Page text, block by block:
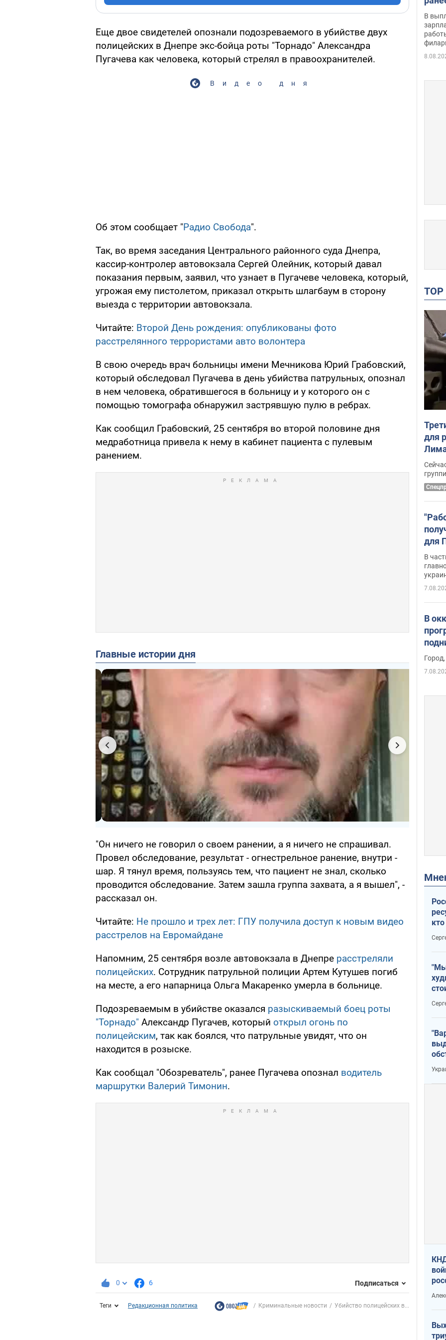
Еще двое свидетелей опознали подозреваемого в убийстве двух
полицейских в Днепре экс-бойца роты "Торнадо" Александра
Пугачева как человека, который стрелял в правоохранителей.
Видео дня
Об этом сообщает "Радио Свобода".
Так, во время заседания Центрального районного суда Днепра,
кассир-контролер автовокзала Сергей Олейник, который давал
показания первым, заявил, что узнает в Пугачеве человека, который,
угрожая ему пистолетом, приказал открыть шлагбаум в сторону
выезда с территории автовокзала.
Читайте: Второй День рождения: опубликованы фото
расстрелянного террористами авто волонтера
В свою очередь врач больницы имени Мечникова Юрий Грабовский,
который обследовал Пугачева в день убийства патрульных, опознал
в нем человека, обратившегося в больницу и у которого он с
помощью томографа обнаружил застрявшую пулю в ребрах.
Как сообщил Грабовский, 25 сентября во второй половине дня
медработница привела к нему в кабинет пациента с пулевым
ранением.
Главные истории дня
"Он ничего не говорил о своем ранении, а я ничего не спрашивал.
Провел обследование, результат - огнестрельное ранение, внутри -
шар. Я тянул время, пользуясь тем, что пациент не знал, сколько
проводится обследование. Затем зашла группа захвата, а я вышел", -
рассказал он.
Читайте: Не прошло и трех лет: ГПУ получила доступ к новым видео
расстрелов на Евромайдане
Напомним, 25 сентября возле автовокзала в Днепре расстреляли
полицейских. Сотрудник патрульной полиции Артем Кутушев погиб
на месте, а его напарница Ольга Макаренко умерла в больнице.
Подозреваемым в убийстве оказался разыскиваемый боец роты
"Торнадо" Александр Пугачев, который открыл огонь по
полицейским, так как боялся, что патрульные увидят, что он
находится в розыске.
Как сообщал "Обозреватель", ранее Пугачева опознал водитель
маршрутки Валерий Тимонин.
0 6 Подписаться
Теги Редакционная политика Криминальные новости Убийство полицейских в...
В
для
для
В
В